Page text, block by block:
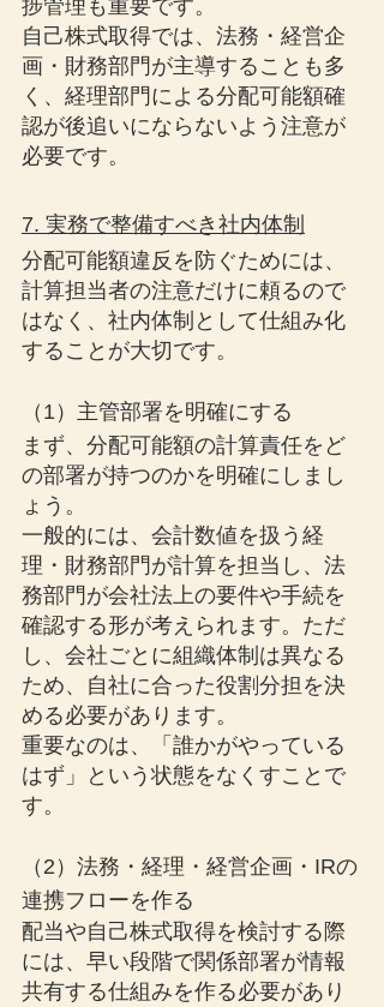
捗管理も重要です。
自己株式取得では、法務・経営企
画・財務部門が主導することも多
く、経理部門による分配可能額確
認が後追いにならないよう注意が
必要です。
7. 実務で整備すべき社内体制
分配可能額違反を防ぐためには、
計算担当者の注意だけに頼るので
はなく、社内体制として仕組み化
することが大切です。
（1）主管部署を明確にする
まず、分配可能額の計算責任をど
の部署が持つのかを明確にしまし
ょう。
一般的には、会計数値を扱う経
理・財務部門が計算を担当し、法
務部門が会社法上の要件や手続を
確認する形が考えられます。ただ
し、会社ごとに組織体制は異なる
ため、自社に合った役割分担を決
める必要があります。
重要なのは、「誰かがやっている
はず」という状態をなくすことで
す。
（2）法務・経理・経営企画・IRの
連携フローを作る
配当や自己株式取得を検討する際
には、早い段階で関係部署が情報
共有する仕組みを作る必要があり